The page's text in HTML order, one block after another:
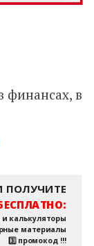
финансах, в
ПОЛУЧИТЕ
калькуляторы
материалы
3️⃣ промокод !!!